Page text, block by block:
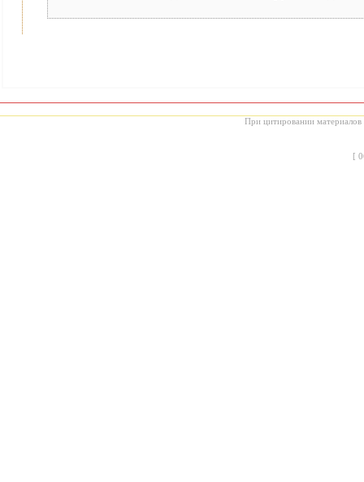
При цитировании материалов
[